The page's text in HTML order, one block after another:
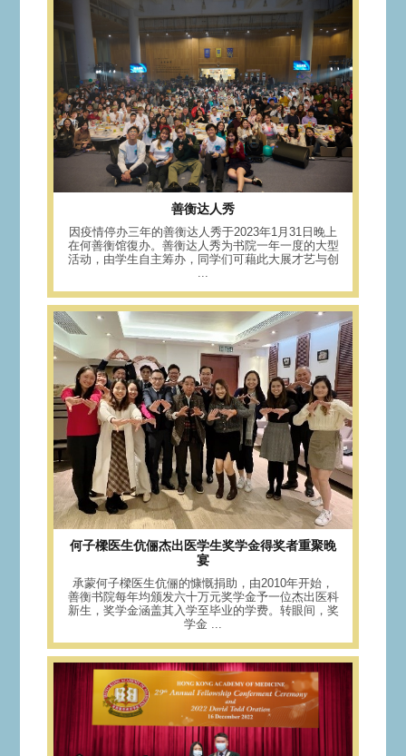
善衡达人秀
因疫情停办三年的善衡达人秀于2023年1月31日晚上
在何善衡馆復办。善衡达人秀为书院一年一度的大型
活动，由学生自主筹办，同学们可藉此大展才艺与创
...
何子樑医生伉俪杰出医学生奖学金得奖者重聚晚
宴
承蒙何子樑医生伉俪的慷慨捐助，由2010年开始，
善衡书院每年均颁发六十万元奖学金予一位杰出医科
新生，奖学金涵盖其入学至毕业的学费。转眼间，奖
学金 ...